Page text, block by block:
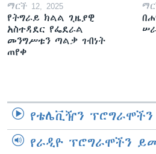
ማርች 12, 2025
የትግራይ ክልል ጊዜያዊ
አስተዳደር የፌደራል
መንግሥቱን ጣልቃ ገብነት
ጠየቀ
የቴሌቪዥን ፕሮግራሞችን
የራዲዮ ፕሮግራሞችን